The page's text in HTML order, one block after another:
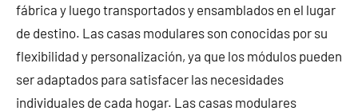
fábrica y luego transportados y ensamblados en el lugar
de destino. Las casas modulares son conocidas por su
flexibilidad y personalización, ya que los módulos pueden
ser adaptados para satisfacer las necesidades
individuales de cada hogar. Las casas modulares